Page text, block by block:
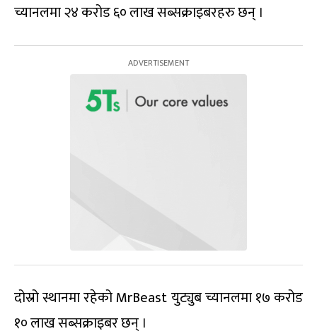
च्यानलमा २४ करोड ६० लाख सब्सक्राइबरहरु छन् ।
दोस्रो स्थानमा रहेको MrBeast युट्युब च्यानलमा १७ करोड
१० लाख सब्सक्राइबर छन् ।